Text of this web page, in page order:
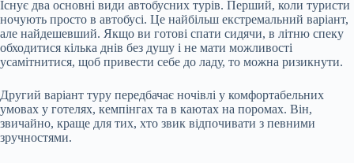
Існує два основні види автобусних турів. Перший, коли туристи
ночують просто в автобусі. Це найбільш екстремальний варіант,
але найдешевший. Якщо ви готові спати сидячи, в літню спеку
обходитися кілька днів без душу і не мати можливості
усамітнитися, щоб привести себе до ладу, то можна ризикнути.
Другий варіант туру передбачає ночівлі у комфортабельних
умовах у готелях, кемпінгах та в каютах на поромах. Він,
звичайно, краще для тих, хто звик відпочивати з певними
зручностями.